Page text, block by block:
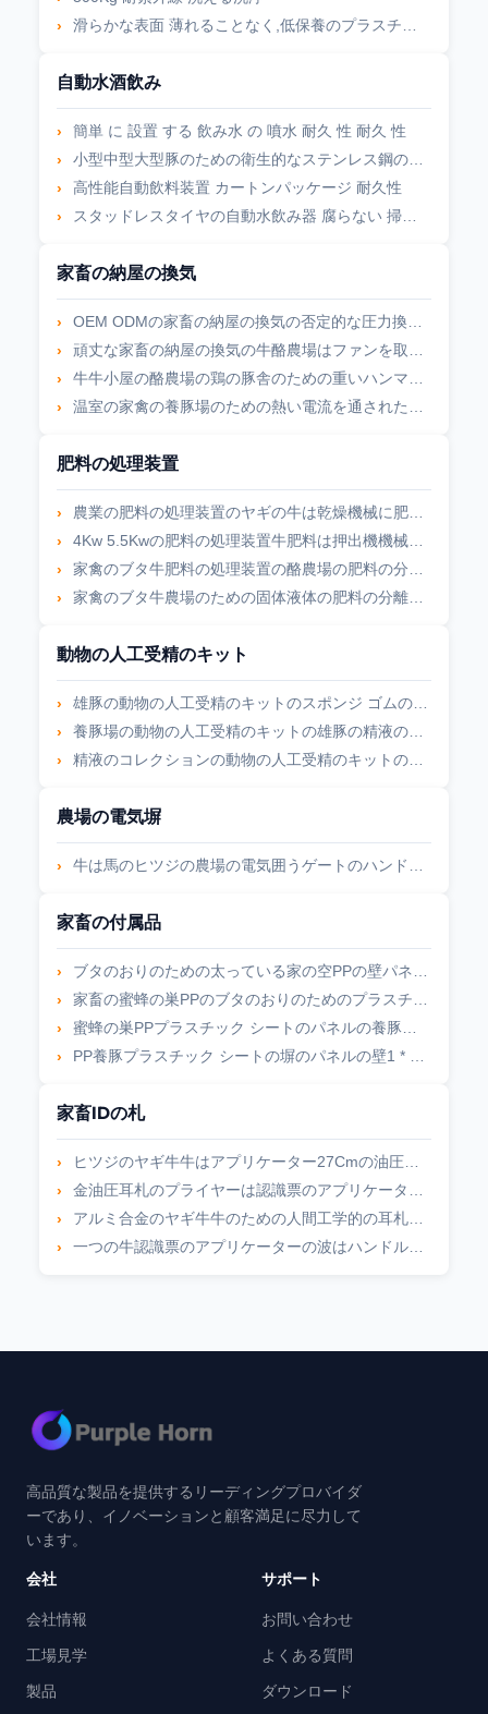
滑らかな表面 薄れることなく,低保養のプラスチックスレット床
自動水酒飲み
簡単 に 設置 する 飲み水 の 噴水 耐久 性 耐久 性
小型中型大型豚のための衛生的なステンレス鋼の自動水飲み機
高性能自動飲料装置 カートンパッケージ 耐久性
スタッドレスタイヤの自動水飲み器 腐らない 掃除が簡単
家畜の納屋の換気
OEM ODMの家畜の納屋の換気の否定的な圧力換気扇
頑丈な家畜の納屋の換気の牛酪農場はファンを取除いた
牛牛小屋の酪農場の鶏の豚舎のための重いハンマーの換気扇
温室の家禽の養豚場のための熱い電流を通された鋼鉄蒸気化冷却のパッドの壁
肥料の処理装置
農業の肥料の処理装置のヤギの牛は乾燥機械に肥料をやる
4Kw 5.5Kwの肥料の処理装置牛肥料は押出機機械を排水する
家禽のブタ牛肥料の処理装置の酪農場の肥料の分離器
家禽のブタ牛農場のための固体液体の肥料の分離器装置
動物の人工受精のキット
雄豚の動物の人工受精のキットのスポンジ ゴムの雌豚のダミー
養豚場の動物の人工受精のキットの雄豚の精液のコレクションの模造の雌豚
精液のコレクションの動物の人工受精のキットの模造の雌豚
農場の電気塀
牛は馬のヒツジの農場の電気囲うゲートのハンドルの農業の電気囲うハンドルを脅かす
家畜の付属品
ブタのおりのための太っている家の空PPの壁パネル 1.25 * 1M
家畜の蜜蜂の巣PPのブタのおりのためのプラスチック塀のパネル
蜜蜂の巣PPプラスチック シートのパネルの養豚場装置
PP養豚プラスチック シートの塀のパネルの壁1 * 0.9M 13KG
家畜IDの札
ヒツジのヤギ牛牛はアプリケーター27Cmの油圧付くプライヤーに付ける
金油圧耳札のプライヤーは認識票のアプリケーターに金属をかぶせる
アルミ合金のヤギ牛牛のための人間工学的の耳札のアプリケーター
一つの牛認識票のアプリケーターの波はハンドルを形づけた
高品質な製品を提供するリーディングプロバイダ
ーであり、イノベーションと顧客満足に尽力して
います。
会社
会社情報
工場見学
製品
サポート
お問い合わせ
よくある質問
ダウンロード